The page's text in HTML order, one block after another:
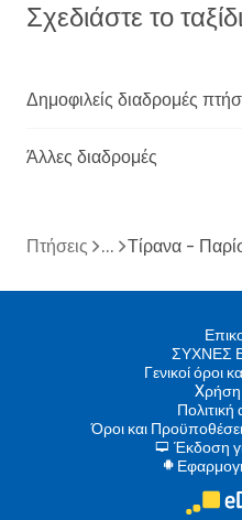
Σχεδιάστε το
Δημοφιλείς διαδρομές
Άλλες διαδρομές
Πτήσεις Τίρανα -
ΣΥΧΝΕΣ
Γενικοί όροι
Όροι και
d Έκδοση
A